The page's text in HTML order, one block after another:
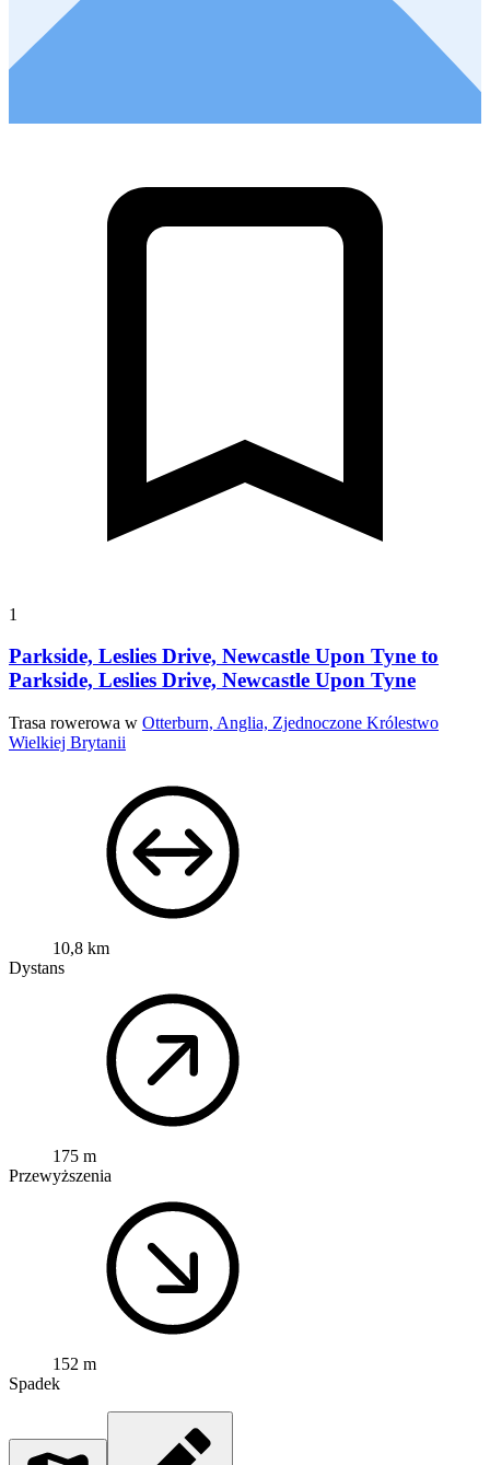
1
Parkside, Leslies Drive, Newcastle Upon Tyne to
Parkside, Leslies Drive, Newcastle Upon Tyne
Trasa rowerowa w Otterburn, Anglia, Zjednoczone Królestwo
Wielkiej Brytanii
10,8 km
Dystans
175 m
Przewyższenia
152 m
Spadek